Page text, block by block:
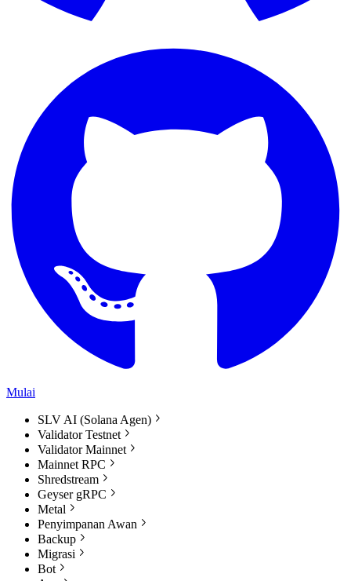
Mulai
SLV AI (Solana Agen)
Validator Testnet
Validator Mainnet
Mainnet RPC
Shredstream
Geyser gRPC
Metal
Penyimpanan Awan
Backup
Migrasi
Bot